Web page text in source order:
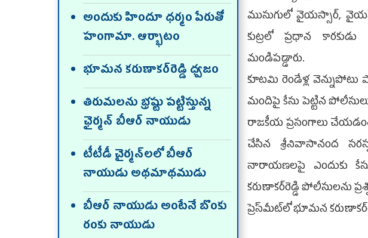
అందుకు హిందూ ధర్మం పేరుతో
హంగామా. ఆర్భాటం
భూమన కరుణాకర్‌రెడ్డి ధ్వజం
తిరుమలను భ్రష్టు పట్టిస్తున్న
ఛైర్మన్‌ బీఆర్‌ నాయుడు
టీటీడీ చైర్మన్‌లలో బీఆర్‌
నాయుడు అథమాథముడు
బీఆర్‌ నాయుడు అంటేనే బొంకు
రంకు నాయుడు
ముసుగులో వైయస్సార్,
కుట్రలో ప్రధాన
మండిపడ్డారు.
కూటమి రెండేళ్ల వెన్నుపోటు
మందిపై కేసు పెట్టిన
రాజకీయ ప్రసంగాలు
చేసిన శ్రీనివాసానంద
నారాయణలపై ఎందుకు
కరుణాకర్‌రెడ్డి పోలీసులను
ప్రెస్‌మీట్‌లో భూమన